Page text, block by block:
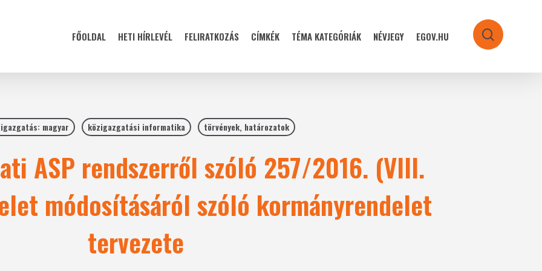
FŐOLDAL HETI HÍRLEVÉL FELIRATKOZÁS CÍMKÉK TÉMA KATEGÓRIÁK NÉVJEGY EGOV.HU search
magyar közigazgatási informatika törvények, határozatok
ASP rendszerről szóló 257/2016. (VIII.
módosításáról szóló kormányrendelet
tervezete